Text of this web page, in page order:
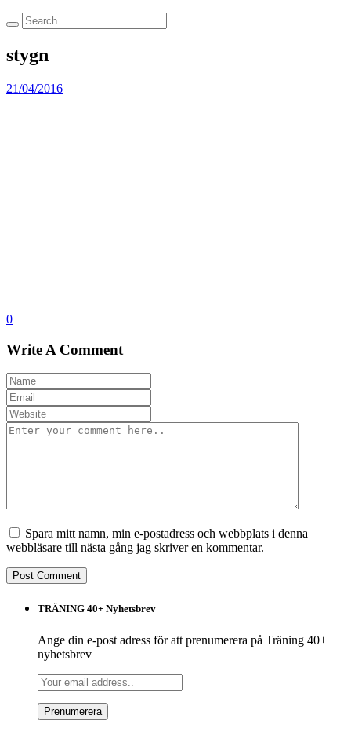
stygn
21/04/2016
0
Write A Comment
Spara mitt namn, min e-postadress och webbplats i denna
webbläsare till nästa gång jag skriver en kommentar.
TRÄNING 40+ Nyhetsbrev
Ange din e-post adress för att prenumerera på Träning 40+
nyhetsbrev